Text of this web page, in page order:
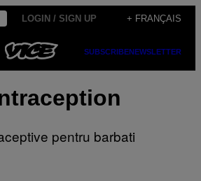
LOGIN / SIGN UP + FRANÇAIS
SUBSCRIBENEWSLETTER